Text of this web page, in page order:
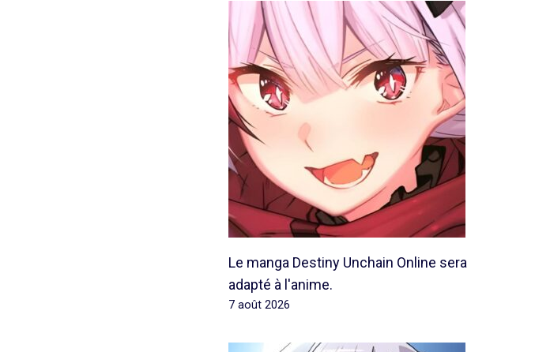
Le manga Destiny Unchain Online sera
adapté à l'anime.
7 août 2026